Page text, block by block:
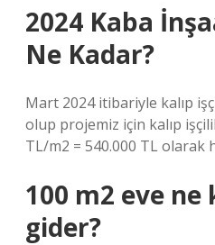
2024 Kaba
Ne Kadar?
Mart 2024 itibariyle kalıp
olup projemiz için kalıp
TL/m2 = 540.000 TL olarak
100 m2 eve
gider?